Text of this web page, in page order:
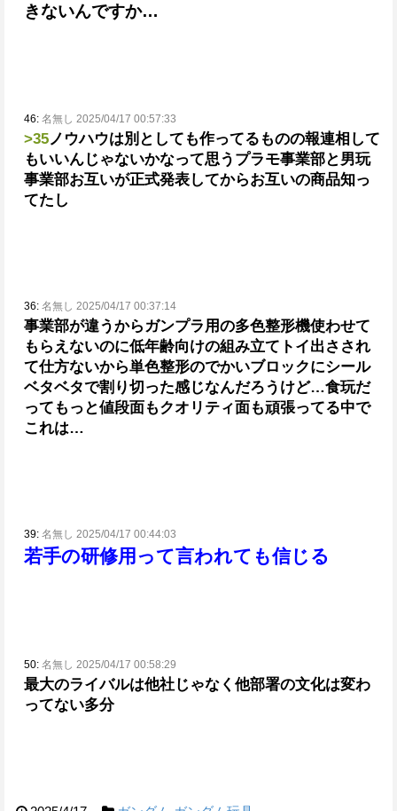
きないんですか…
46: 名無し 2025/04/17 00:57:33
>35 ノウハウは別としても作ってるものの報連相して
もいいんじゃないかなって思う プラモ事業部と男玩
事業部お互いが正式発表してからお互いの商品知っ
てたし
36: 名無し 2025/04/17 00:37:14
事業部が違うからガンプラ用の多色整形機使わせて
もらえないのに低年齢向けの組み立てトイ出さされ
て仕方ないから単色整形のでかいブロックにシール
ベタベタで割り切った感じなんだろうけど…食玩だ
ってもっと値段面もクオリティ面も頑張ってる中で
これは…
39: 名無し 2025/04/17 00:44:03
若手の研修用って言われても信じる
50: 名無し 2025/04/17 00:58:29
最大のライバルは他社じゃなく他部署の文化は変わ
ってない多分